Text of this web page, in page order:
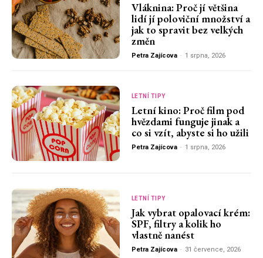
Vláknina: Proč jí většina
lidí jí poloviční množství a
jak to spravit bez velkých
změn
Petra Zajícova - 1 srpna, 2026
LETNÍ TIPY
Letní kino: Proč film pod
hvězdami funguje jinak a
co si vzít, abyste si ho užili
Petra Zajícova - 1 srpna, 2026
LETNÍ TIPY
Jak vybrat opalovací krém:
SPF, filtry a kolik ho
vlastně nanést
Petra Zajícova - 31 července, 2026